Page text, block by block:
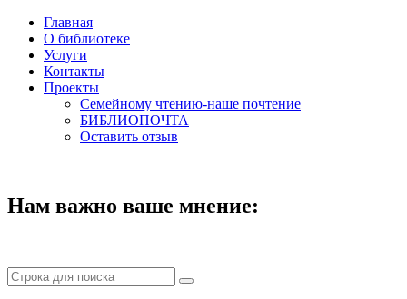
Главная
О библиотеке
Услуги
Контакты
Проекты
Семейному чтению-наше почтение
БИБЛИОПОЧТА
Оставить отзыв
Нам важно ваше мнение: